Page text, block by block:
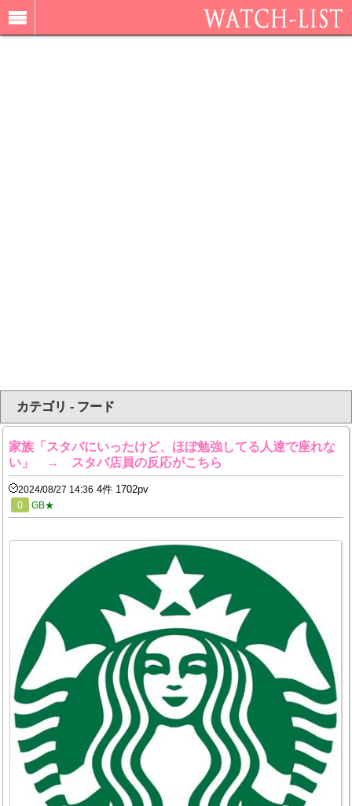
カテゴリ - フード
家族「スタバにいったけど、ほぼ勉強してる人達で座れな
い」 → スタバ店員の反応がこちら
2024/08/27 14:36 4件 1702pv
0 GB★